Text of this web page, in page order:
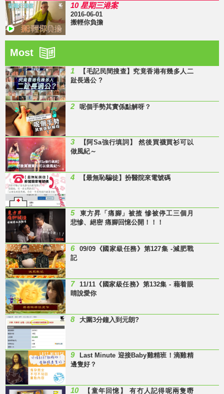
10 星期三港案
2016-06-01
搬輕你負擔
Most
1
【毛記民間搜查】究竟香港有幾多人二
趾長過公 ?
2 呢個手勢其實係點解呀？
3
【阿Sa強行填詞】 然後買襪買衫可以
做風紀～
4 【最無恥騙徒】扮醫院來電號碼
5
東方昇「痛腳」被揸 慘被停工三個月
悲慘、絕密 痛腳回憶公開！！！
6
09/09《國家級任務》第127集 -減肥戰
記
7
11/11《國家級任務》第132集 - 藉着眼
睛說愛你
8 大圍3分鐘入到元朗?
9
Last Minute 迎接Baby雞精班！滴雞精
邊隻好？
10 【童年回憶】 有冇人記得呢兩隻嘢